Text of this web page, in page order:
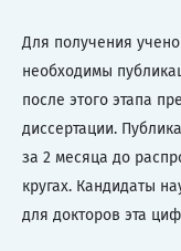
Для получения
необходимы
после этого этапа
диссертации.
за 2 месяца до
кругах. Кандидаты
для докторов эта